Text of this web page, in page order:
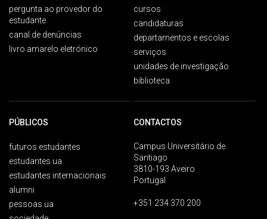
pergunta ao provedor do
estudante
canal de denúncias
livro amarelo eletrónico
cursos
candidaturas
departamentos e escolas
serviços
unidades de investigação
biblioteca
PÚBLICOS
futuros estudantes
estudantes ua
estudantes internacionais
alumni
pessoas ua
CONTACTOS
Campus Universitário de
Santiago
3810-193 Aveiro
Portugal
+351 234 370 200